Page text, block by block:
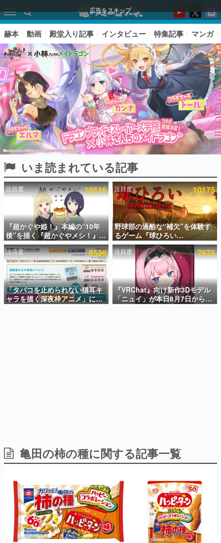
広告をスキップ
ピックアップ
電ファミのいま読まれている記事ランキング
アプリセール情報
インタビュー
連載・特集一覧
殿堂入り記事
SNS拡散数が数千以上！ ページビュー数万以上！ などな
ど。多くの人々に読まれた、電ファミ渾身の“殿堂入り”記
事をまとめました。
日本のコンテンツ産業やカルチャーに与えた影響を探る企
画です。
日本のモバイルゲーム史における主要なトピック・タイト
ルを網羅するほか、開発者へのインタビューや識者による
解説を掲載。約20年の歴史が一望できる決定版！
若ゲのいたり〜ゲームクリエイターの青春〜
『うつヌケ』『ペンと箸』等で知られるマンガ家・田中圭
一先生によるゲーム業界レポートマンガです。
赫本 動画 殿堂入り記事 インタビュー 特集記事 マンガ
いま読まれている記事
注目度 10516
『超かぐや姫！』本編の“10年
後”を描く『超かぐやメシ！』
Web連載決定。新たなWebマン
ガレーベル「ビビビコミック」
にて特別話が掲載スタート、あ
のお話には…まだ続きがある！
注目度 10175
野球部の過酷な“補欠”を体験す
るゲーム『球ひろい
Simulator』が「1件」のウィッ
シュリストをもとにチェコ語に
対応しSNSで話題に。『キング
ダム・カム』開発元やチェコの
プロ野球選手から称賛の声
注目度 8536
「タバコを止められない猫耳キ
ャラを描く深夜枠アニメ」に視
聴者の一部から批判意見。違法
注目度 7975
『VRChat』向け新作3Dモデル
「ニュイ」が本日8月7日から
BOOTHにて発売。瞳に光る星
亀田の柿の種に関する記事一覧